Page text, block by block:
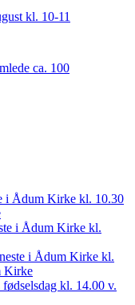
kl. 10-11
ca. 100
i Ådum Kirke kl. 10.30
i Ådum Kirke kl.
i Ådum Kirke kl.
Kirke
kl. 14.00 v.